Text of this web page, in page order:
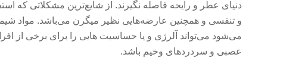
دنیای عطر و رایحه فاصله نگیرند. از شایع‌ترین مشکلاتی که
و تنفسی و همچنین عارضه‌هایی نظیر میگرن می‌باشد. مواد
می‌شود می‌تواند آلرژی و یا حساسیت هایی را برای برخی از
عصبی و سردردهای وخیم باشد.